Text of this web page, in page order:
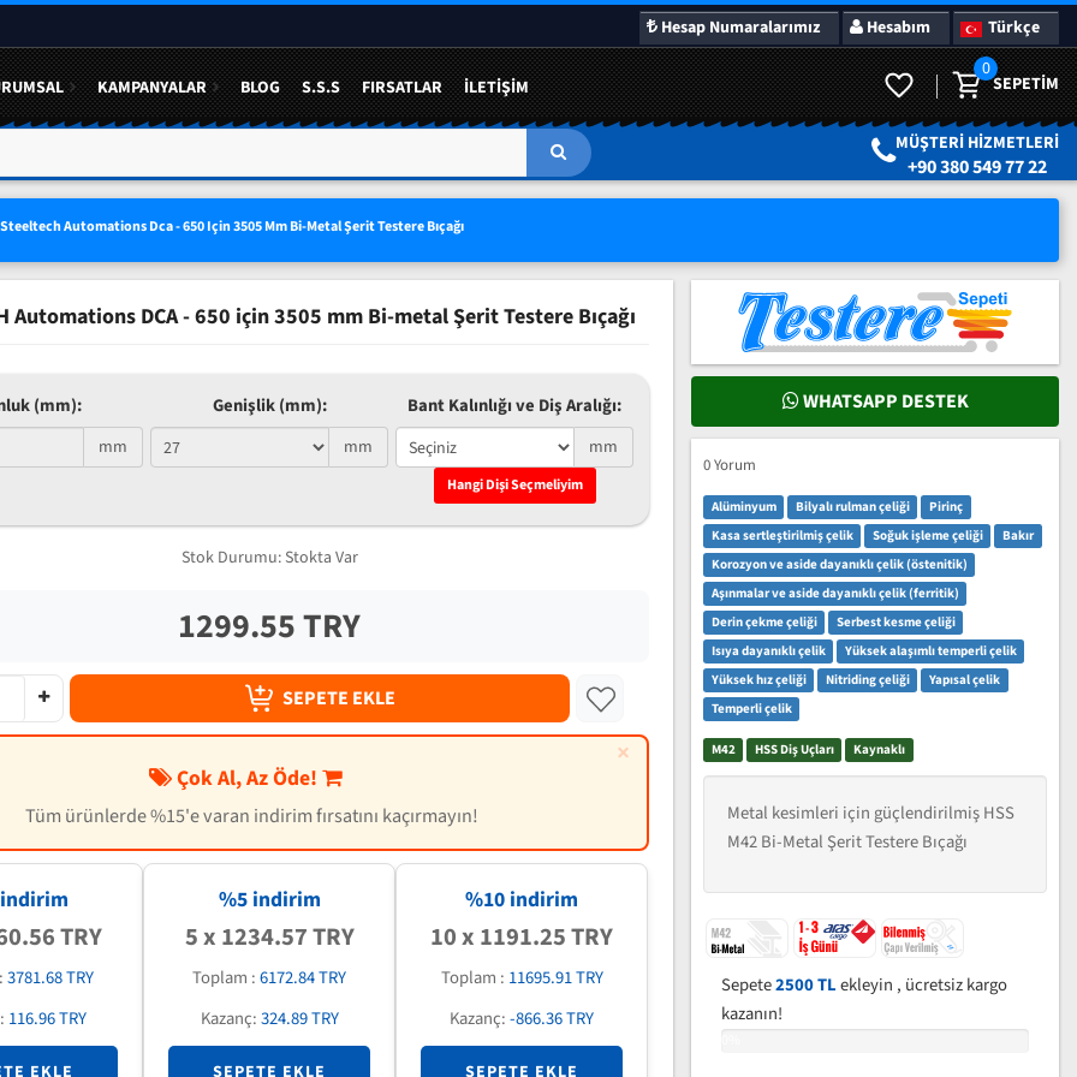
Hesap Numaralarımız Hesabım Türkçe
KAMPANYALAR BLOG S.S.S FIRSATLAR İLETIŞIM
0
SEPETIM
MÜŞTERI HIZMETLERI
+90 380 549 77 22
Steeltech Automations Dca - 650 Için 3505 Mm Bi-Metal Şerit Testere Bıçağı
Automations DCA - 650 için 3505 mm Bi-metal Şerit Testere Bıçağı
(mm):
mm
Genişlik (mm):
mm
Bant Kalınlığı ve Diş Aralığı:
mm
Hangi Dişi Seçmeliyim
Stok Durumu: Stokta Var
1299.55 TRY
SEPETE EKLE
×
Çok Al, Az Öde!
Tüm ürünlerde %15'e varan indirim fırsatını kaçırmayın!
TRY
3781.68 TRY
116.96 TRY
EKLE
%5 indirim
5 x 1234.57 TRY
Toplam :6172.84 TRY
Kazanç:324.89 TRY
SEPETE EKLE
%10 indirim
10 x 1191.25 TRY
Toplam : 11695.91 TRY
Kazanç:-866.36 TRY
SEPETE EKLE
WHATSAPP DESTEK
0 Yorum
Alüminyum Bilyalı rulman çeliği
Pirinç
Kasa sertleştirilmiş çelik
Soğuk işleme çeliği
Bakır
Korozyon ve aside dayanıklı çelik (östenitik)
Aşınmalar ve aside dayanıklı çelik (ferritik)
Derin çekme çeliği
Serbest kesme çeliği
Isıya dayanıklı çelik
Yüksek alaşımlı temperli çelik
Yüksek hız çeliği
Nitriding çeliği
Yapısal çelik
Temperli çelik
M42 HSS Diş Uçları Kaynaklı
Metal kesimleri için güçlendirilmiş HSS
M42 Bi-Metal Şerit Testere Bıçağı
Sepete2500 TLekleyin , ücretsiz kargo
kazanın!
YÜZDE 50 YE VARAN 3 LÜ SETLERDE AVANTAJLI FIYATLAR SÜRPRIZ KAMPANYALAR